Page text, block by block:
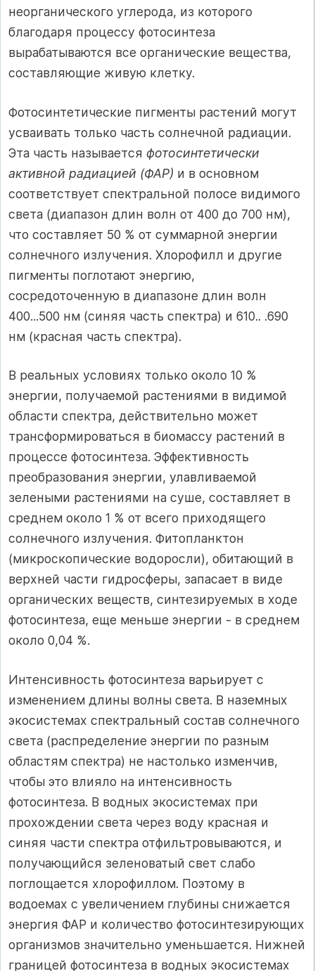
неорганического углерода, из которого
благодаря процессу фотосинтеза
вырабатываются все органические вещества,
составляющие живую клетку.
Фотосинтетические пигменты растений могут
усваивать только часть солнечной радиации.
Эта часть называется фотосинтетически
активной радиацией (ФАР) и в основном
соответствует спектральной полосе видимого
света (диапазон длин волн от 400 до 700 нм),
что составляет 50 % от суммарной энергии
солнечного излучения. Хлорофилл и другие
пигменты поглотают энергию,
сосредоточенную в диапазоне длин волн
400...500 нм (синяя часть спектра) и 610.. .690
нм (красная часть спектра).
В реальных условиях только около 10 %
энергии, получаемой растениями в видимой
области спектра, действительно может
трансформироваться в биомассу растений в
процессе фотосинтеза. Эффективность
преобразования энергии, улавливаемой
зелеными растениями на суше, составляет в
среднем около 1 % от всего приходящего
солнечного излучения. Фитопланктон
(микроскопические водоросли), обитающий в
верхней части гидросферы, запасает в виде
органических веществ, синтезируемых в ходе
фотосинтеза, еще меньше энергии - в среднем
около 0,04 %.
Интенсивность фотосинтеза варьирует с
изменением длины волны света. В наземных
экосистемах спектральный состав солнечного
света (распределение энергии по разным
областям спектра) не настолько изменчив,
чтобы это влияло на интенсивность
фотосинтеза. В водных экосистемах при
прохождении света через воду красная и
синяя части спектра отфильтровываются, и
получающийся зеленоватый свет слабо
поглощается хлорофиллом. Поэтому в
водоемах с увеличением глубины снижается
энергия ФАР и количество фотосинтезирующих
организмов значительно уменьшается. Нижней
границей фотосинтеза в водных экосистемах